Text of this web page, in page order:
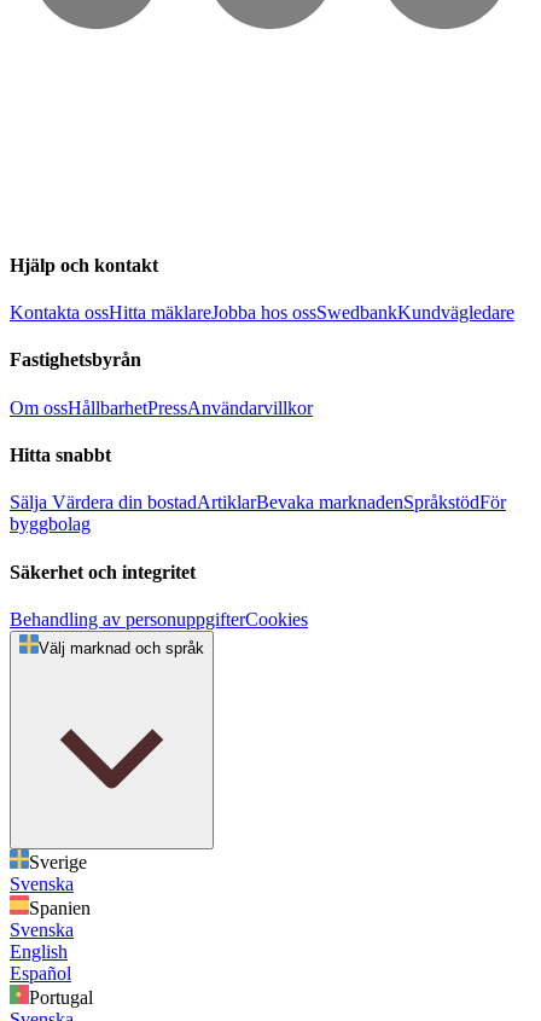
Hjälp och kontakt
Kontakta ossHitta mäklareJobba hos ossSwedbankKundvägledare
Fastighetsbyrån
Om ossHållbarhetPressAnvändarvillkor
Hitta snabbt
Sälja Värdera din bostadArtiklarBevaka marknadenSpråkstödFör
byggbolag
Säkerhet och integritet
Behandling av personuppgifterCookies
Välj marknad och språk
Sverige
Svenska
Spanien
Svenska
English
Español
Portugal